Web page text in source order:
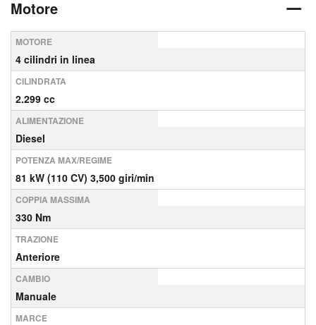
Motore
MOTORE
4 cilindri in linea
CILINDRATA
2.299 cc
ALIMENTAZIONE
Diesel
POTENZA MAX/REGIME
81 kW (110 CV) 3,500 giri/min
COPPIA MASSIMA
330 Nm
TRAZIONE
Anteriore
CAMBIO
Manuale
MARCE